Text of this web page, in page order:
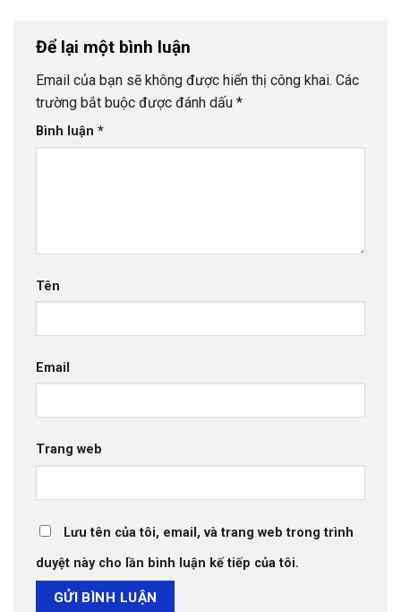
Để lại một bình luận
Email của bạn sẽ không được hiển thị công khai. Các
trường bắt buộc được đánh dấu *
Bình luận *
Tên
Email
Trang web
Lưu tên của tôi, email, và trang web trong trình
duyệt này cho lần bình luận kế tiếp của tôi.